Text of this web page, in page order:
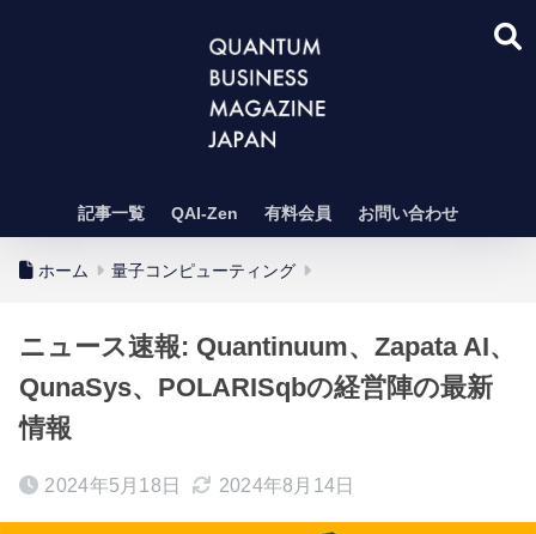
記事一覧 QAI-Zen 有料会員 お問い合わせ
ホーム 量子コンピューティング
ニュース速報: Quantinuum、Zapata AI、
QunaSys、POLARISqbの経営陣の最新
情報
2024年5月18日 2024年8月14日